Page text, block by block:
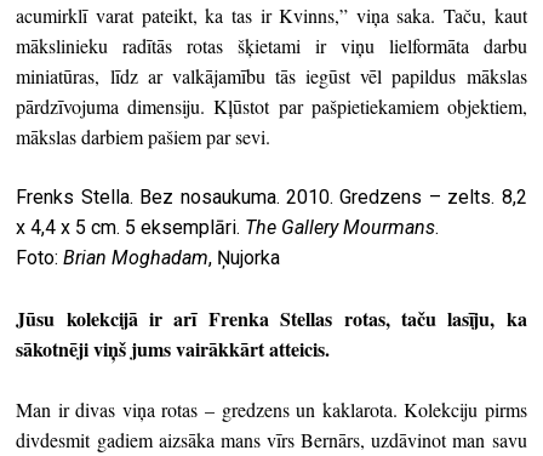
acumirklī varat pateikt, ka tas ir Kvinns,” viņa saka. Taču, kaut
mākslinieku radītās rotas šķietami ir viņu lielformāta darbu
miniatūras, līdz ar valkājamību tās iegūst vēl papildus mākslas
pārdzīvojuma dimensiju. Kļūstot par pašpietiekamiem objektiem,
mākslas darbiem pašiem par sevi.
Frenks Stella. Bez nosaukuma. 2010. Gredzens – zelts. 8,2
x 4,4 x 5 cm. 5 eksemplāri. The Gallery Mourmans.
Foto:Brian Moghadam, Ņujorka
Jūsu kolekcijā ir arī Frenka Stellas rotas, taču lasīju, ka
sākotnēji viņš jums vairākkārt atteicis.
Man ir divas viņa rotas – gredzens un kaklarota. Kolekciju pirms
divdesmit gadiem aizsāka mans vīrs Bernārs, uzdāvinot man savu